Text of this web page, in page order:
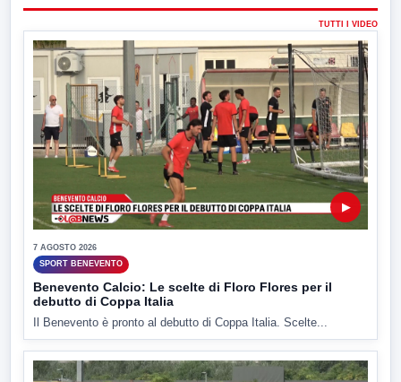
TUTTI I VIDEO
▶
7 AGOSTO 2026
SPORT BENEVENTO
Benevento Calcio: Le scelte di Floro Flores per il
debutto di Coppa Italia
Il Benevento è pronto al debutto di Coppa Italia. Scelte...